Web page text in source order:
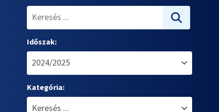
Időszak:
Kategória: